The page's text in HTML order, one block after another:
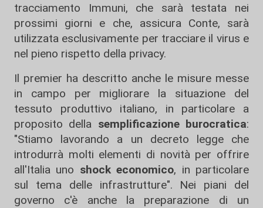
tracciamento Immuni, che sarà testata nei
prossimi giorni e che, assicura Conte, sarà
utilizzata esclusivamente per tracciare il virus e
nel pieno rispetto della privacy.
Il premier ha descritto anche le misure messe
in campo per migliorare la situazione del
tessuto produttivo italiano, in particolare a
proposito della semplificazione burocratica:
"Stiamo lavorando a un decreto legge che
introdurrà molti elementi di novità per offrire
all'Italia uno shock economico, in particolare
sul tema delle infrastrutture". Nei piani del
governo c'è anche la preparazione di un